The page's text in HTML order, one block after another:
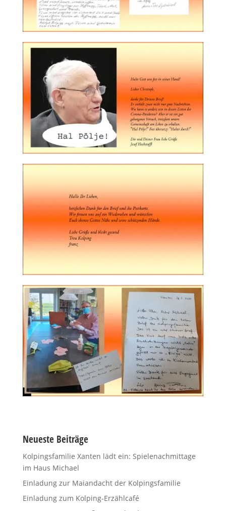
Neueste Beiträge
Kolpingsfamilie Xanten lädt ein: Spielenachmittage
im Haus Michael
Einladung zur Maiandacht der Kolpingsfamilie
Einladung zum Kolping-Erzählcafé